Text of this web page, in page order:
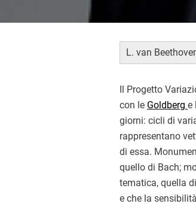
L. van
Il Progetto
con le Goldberg e
giorni: cicli di
rappresentano
di essa.
quello di Bach;
tematica, quella
e che la